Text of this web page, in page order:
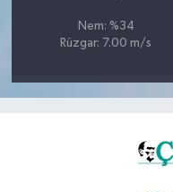
Nem: %34
Rüzgar: 7.00 m/s